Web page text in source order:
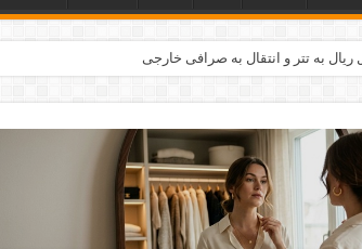
ریال به تتر و انتقال به صرافی خارجی
درمان زگیل تناسلی